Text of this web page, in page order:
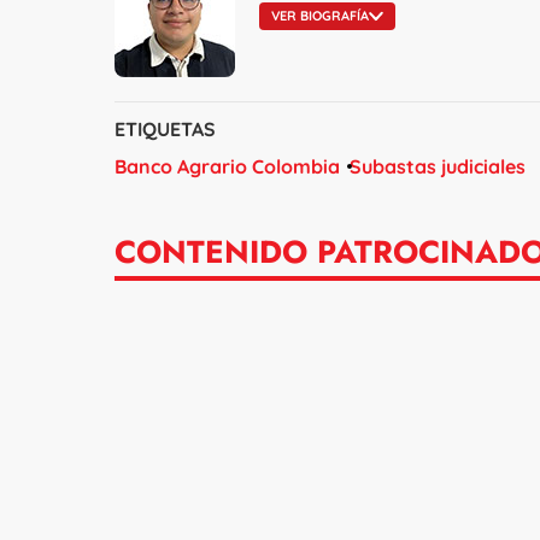
VER BIOGRAFÍA
ETIQUETAS
Banco Agrario Colombia Subastas judiciales
CONTENIDO